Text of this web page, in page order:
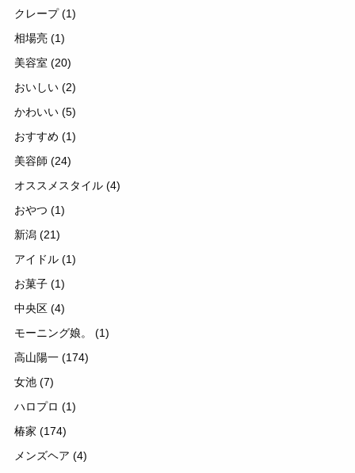
クレープ(1)
相場亮 (1)
美容室 (20)
おいしい (2)
かわいい (5)
おすすめ (1)
美容師 (24)
オススメスタイル (4)
おやつ (1)
新潟 (21)
アイドル (1)
お菓子 (1)
中央区 (4)
モーニング娘。 (1)
高山陽一 (174)
女池 (7)
ハロプロ (1)
椿家 (174)
メンズヘア (4)